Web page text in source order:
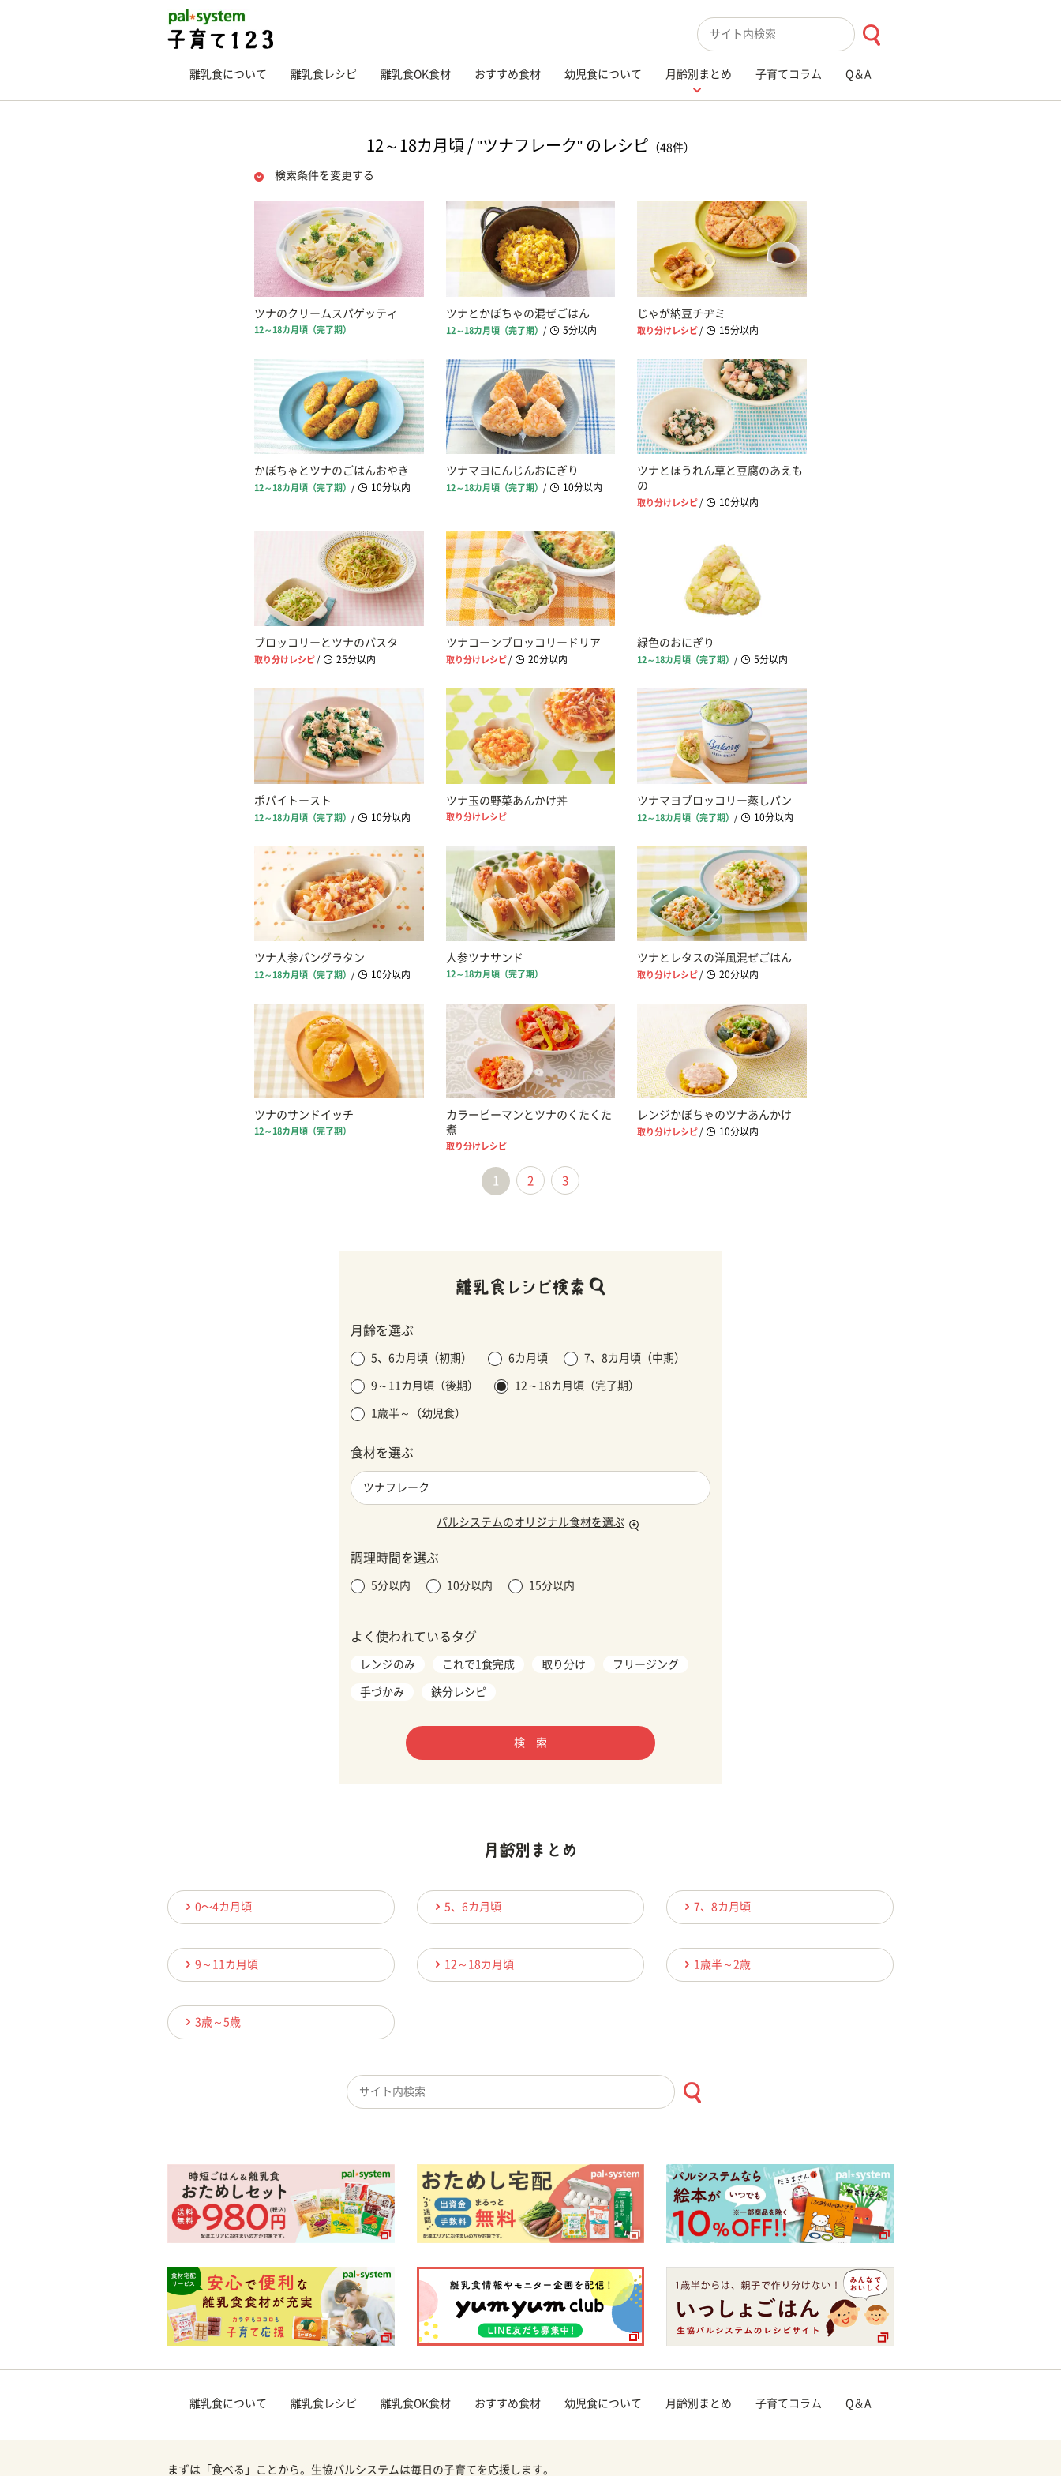
検索キーワード入力
離乳食について 離乳食レシピ 離乳食OK食材 おすすめ食材 幼児食について 月齢別まとめ 子育てコラム Q＆A
12～18カ月頃 / "ツナフレーク" のレシピ （48件）
検索条件を変更する
ツナのクリームスパゲッティ
12～18カ月頃（完了期）
ツナとかぼちゃの混ぜごはん
12～18カ月頃（完了期） / 5分以内
じゃが納豆チヂミ
取り分けレシピ / 15分以内
かぼちゃとツナのごはんおやき
12～18カ月頃（完了期） / 10分以内
ツナマヨにんじんおにぎり
12～18カ月頃（完了期） / 10分以内
ツナとほうれん草と豆腐のあえも
の
取り分けレシピ / 10分以内
ブロッコリーとツナのパスタ
取り分けレシピ / 25分以内
ツナコーンブロッコリードリア
取り分けレシピ / 20分以内
緑色のおにぎり
12～18カ月頃（完了期） / 5分以内
ポパイトースト
12～18カ月頃（完了期） / 10分以内
ツナ玉の野菜あんかけ丼
取り分けレシピ
ツナマヨブロッコリー蒸しパン
12～18カ月頃（完了期） / 10分以内
ツナ人参パングラタン
12～18カ月頃（完了期） / 10分以内
人参ツナサンド
12～18カ月頃（完了期）
ツナとレタスの洋風混ぜごはん
取り分けレシピ / 20分以内
ツナのサンドイッチ
12～18カ月頃（完了期）
カラーピーマンとツナのくたくた
煮
取り分けレシピ
レンジかぼちゃのツナあんかけ
取り分けレシピ / 10分以内
1 2 3
月齢を選ぶ
5、6カ月頃（初期） 6カ月頃 7、8カ月頃（中期）
9～11カ月頃（後期） 12～18カ月頃（完了期）
1歳半～（幼児食）
食材を選ぶ
パルシステムのオリジナル食材を選ぶ
調理時間を選ぶ
5分以内 10分以内 15分以内
よく使われているタグ
レンジのみ これで1食完成 取り分け フリージング
手づかみ 鉄分レシピ
検 索
0〜4カ月頃 5、6カ月頃 7、8カ月頃
9～11カ月頃 12～18カ月頃 1歳半～2歳
3歳～5歳
検索キーワード入力
離乳食について 離乳食レシピ 離乳食OK食材 おすすめ食材 幼児食について 月齢別まとめ 子育てコラム Q＆A
まずは「食べる」ことから。生協パルシステムは毎日の子育てを応援します。